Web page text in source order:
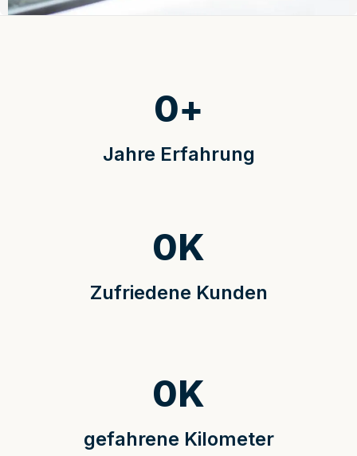
Jahre Erfahrung
0+
Zufriedene Kunden
0K
gefahrene Kilometer
0K